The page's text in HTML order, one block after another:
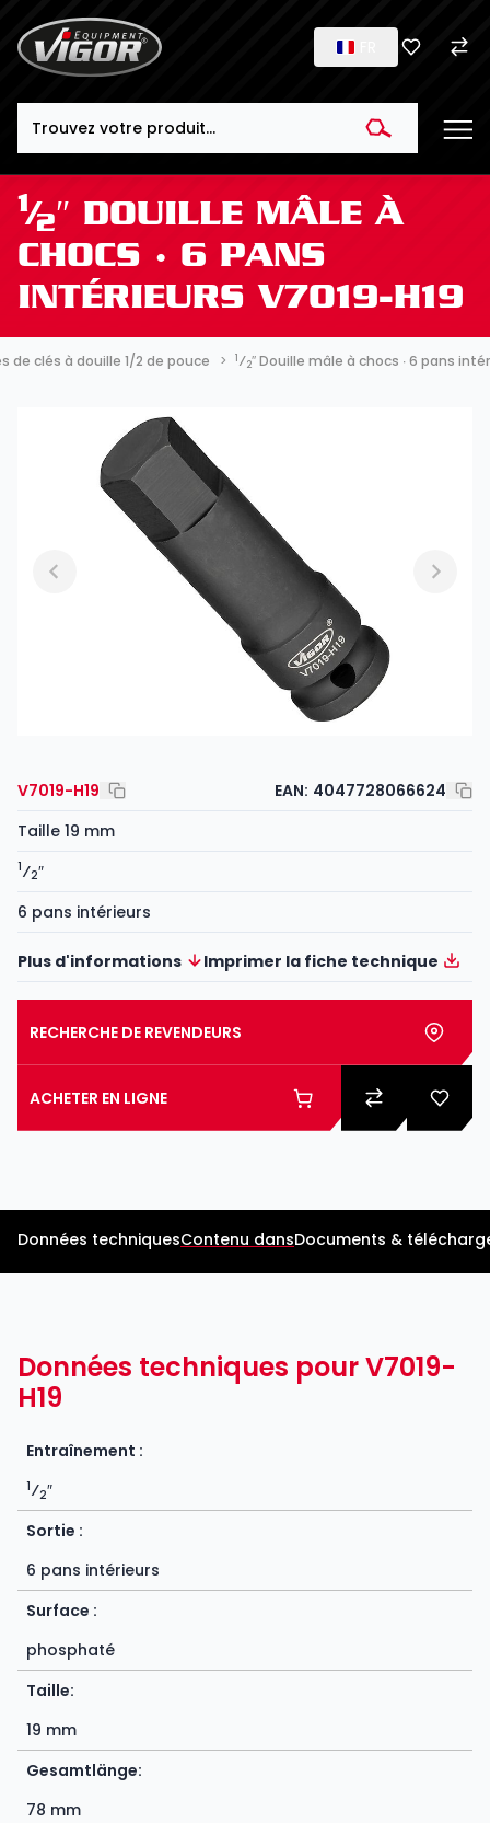
1⁄2″ DOUILLE MÂLE À
CHOCS ∙ 6 PANS
INTÉRIEURS V7019-H19
de clés à douille 1/2 de pouce 1⁄2″ Douille mâle à chocs ∙ 6 pans
V7019-H19 EAN: 4047728066624
Taille 19 mm
1⁄2″
6 pans intérieurs
Plus d'informations Imprimer la fiche technique
RECHERCHE DE REVENDEURS
ACHETER EN LIGNE
Données techniquesContenu dansDocuments &
Données techniques pour V7019-
H19
Entraînement :
1⁄2″
Sortie :
6 pans intérieurs
Surface :
phosphaté
Taille:
19 mm
Gesamtlänge:
78 mm